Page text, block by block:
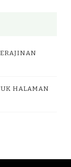
HALAMAN